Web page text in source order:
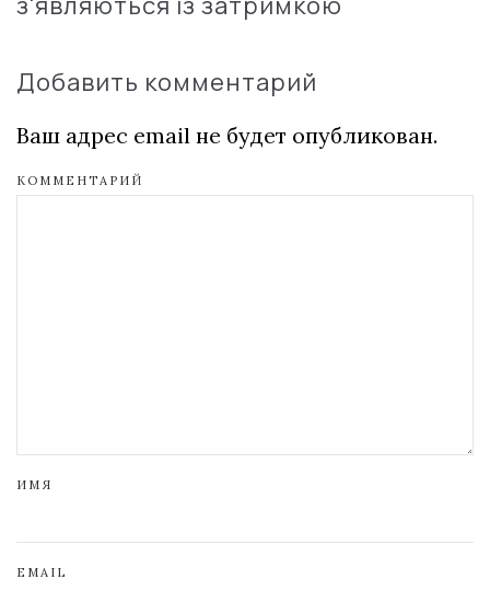
Добавить комментарий
Ваш адрес email не будет опубликован.
КОММЕНТАРИЙ
ИМЯ
EMAIL